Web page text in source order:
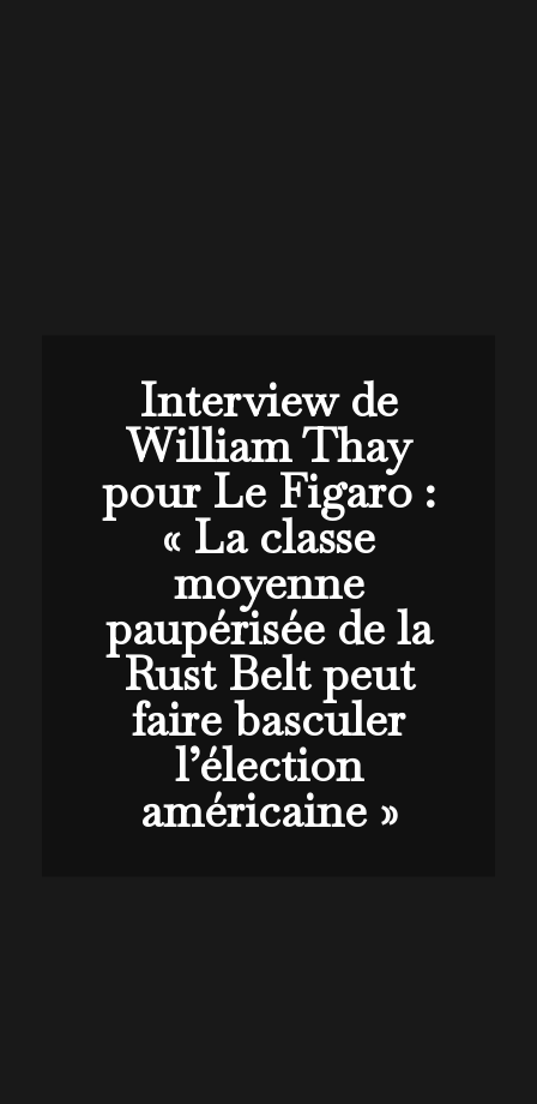
Interview de
William Thay
pour Le Figaro :
« La classe
moyenne
paupérisée de la
Rust Belt peut
faire basculer
l’élection
américaine »